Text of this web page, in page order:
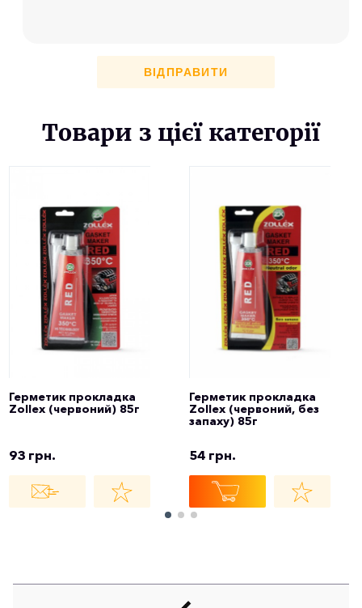
ВІДПРАВИТИ
Товари з цієї категорії
Герметик прокладка
Zollex (червоний) 85г
93 грн.
Герметик прокладка
Zollex (червоний, без
запаху) 85г
54 грн.